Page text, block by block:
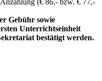
Gebühr sowie
Unterrichtseinheit
bestätigt werden.